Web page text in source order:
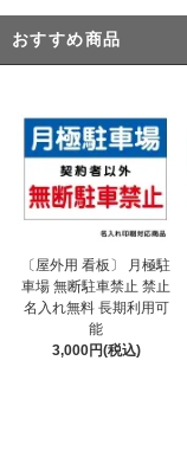
おすすめ商品
〔屋外用 看板〕 月極駐
車場 無断駐車禁止 禁止
名入れ無料 長期利用可
能
3,000円(税込)